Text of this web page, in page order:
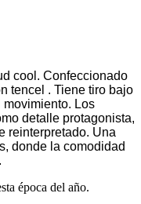
cool. Confeccionado
tencel . Tiene tiro bajo
Los
detalle protagonista,
reinterpretado. Una
donde la comodidad
época del año.